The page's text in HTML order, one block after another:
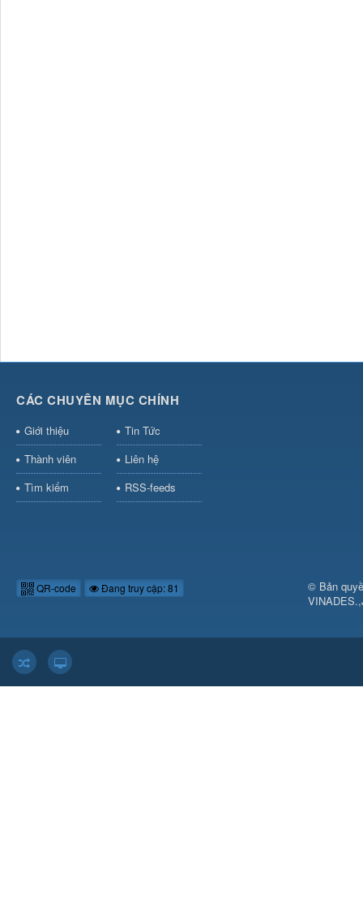
CÁC CHUYÊN MỤC CHÍNH
Giới thiệu
Tin Tức
Thành viên
Liên hệ
Tìm kiếm
RSS-feeds
QR-code Đang truy cập: 81
© Bản